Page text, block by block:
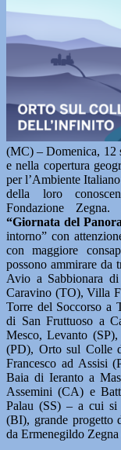
(MC) – Domenica, 12
e nella copertura
per l’Ambiente
della loro
Fondazione
“Giornata del
intorno” con
con maggiore
possono ammirare
Avio a Sabbionara
Caravino (TO), Villa
Torre del Soccorso a
di San Fruttuoso a
Mesco, Levanto
(PD), Orto sul Colle
Francesco ad Assisi
Baia di Ieranto a
Assemini (CA) e
Palau (SS) – a cui si
(BI), grande progetto
da Ermenegildo